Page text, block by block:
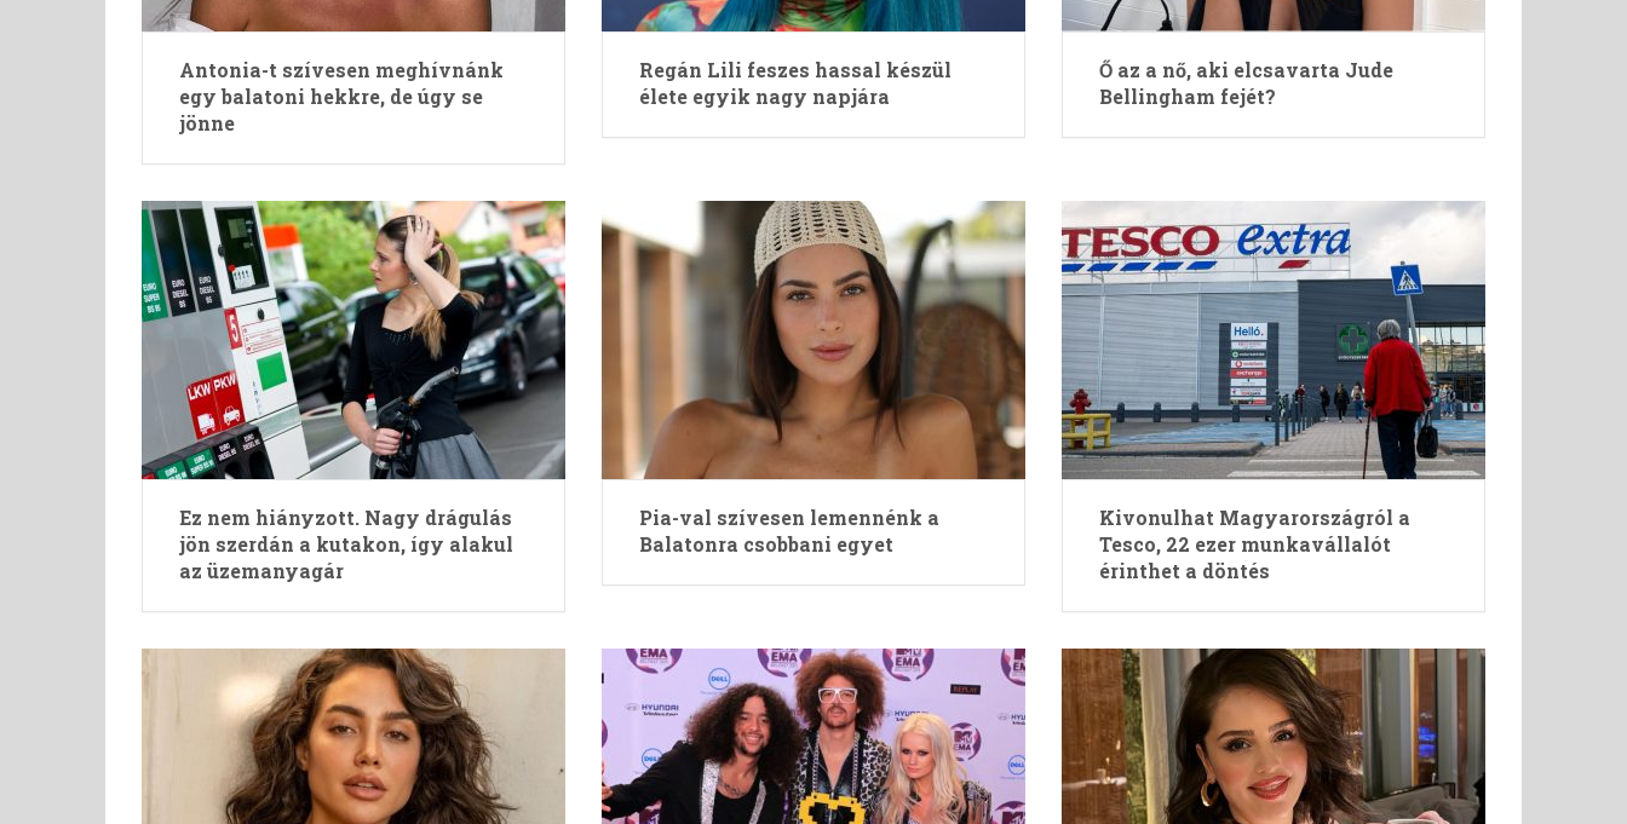
Antonia-t szívesen meghívnánk
egy balatoni hekkre, de úgy se
jönne
Regán Lili feszes hassal készül
élete egyik nagy napjára
Ő az a nő, aki elcsavarta Jude
Bellingham fejét?
Ez nem hiányzott. Nagy drágulás
jön szerdán a kutakon, így alakul
az üzemanyagár
Pia-val szívesen lemennénk a
Balatonra csobbani egyet
Kivonulhat Magyarországról a
Tesco, 22 ezer munkavállalót
érinthet a döntés